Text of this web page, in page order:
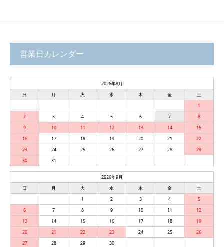
営業日カレンダー
2026年8月
日
月 火 水 木 金
土
1
2
3 4 5 6 7
8
9
10 11 12 13 14
15
16
17 18 19 20 21
22
23
24 25 26 27 28
29
30
31
2026年9月
日
月 火 水 木 金
土
1
2 3 4
5
6
7 8 9 10 11
12
13
14 15 16 17 18
19
20
21 22 23 24 25
26
27
28 29 30